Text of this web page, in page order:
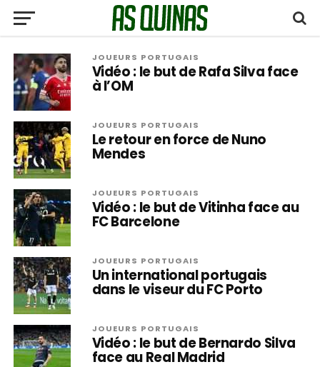
JOUEURS PORTUGAIS
Vidéo : le but de Rafa Silva face
à l’OM
JOUEURS PORTUGAIS
Le retour en force de Nuno
Mendes
JOUEURS PORTUGAIS
Vidéo : le but de Vitinha face au
FC Barcelone
JOUEURS PORTUGAIS
Un international portugais
dans le viseur du FC Porto
JOUEURS PORTUGAIS
Vidéo : le but de Bernardo Silva
face au Real Madrid